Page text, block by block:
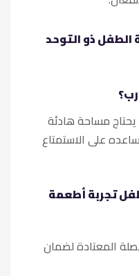
الطفل ذو التوحد
مساحة هادئة
على الاستمتاع
تجربة أطعمة
المعتادة لضمان